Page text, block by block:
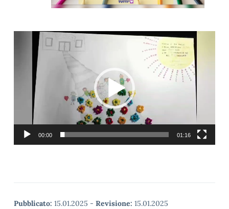
00:00 01:16
Pubblicato: 15.01.2025 - Revisione: 15.01.2025